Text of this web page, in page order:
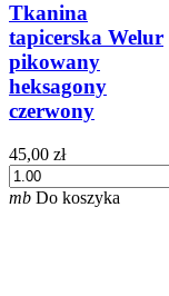
Tkanina
tapicerska Welur
pikowany
heksagony
czerwony
45,00 zł
mb Do koszyka